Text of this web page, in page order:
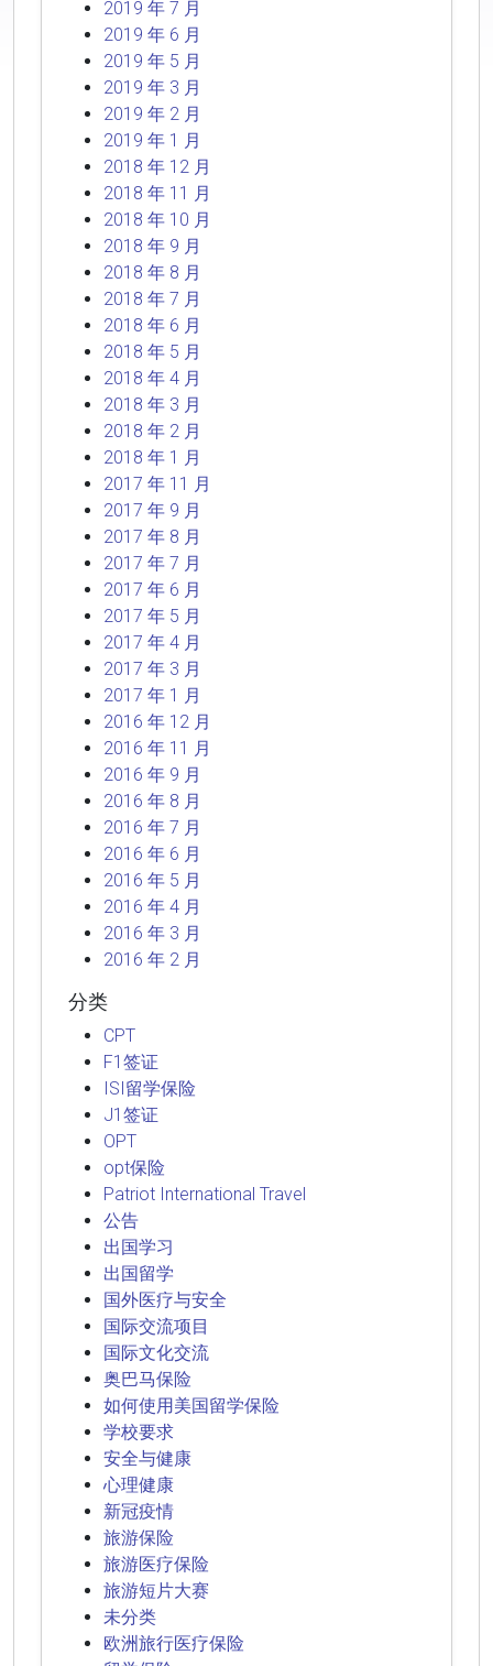
2019 年 7 月
2019 年 6 月
2019 年 5 月
2019 年 3 月
2019 年 2 月
2019 年 1 月
2018 年 12 月
2018 年 11 月
2018 年 10 月
2018 年 9 月
2018 年 8 月
2018 年 7 月
2018 年 6 月
2018 年 5 月
2018 年 4 月
2018 年 3 月
2018 年 2 月
2018 年 1 月
2017 年 11 月
2017 年 9 月
2017 年 8 月
2017 年 7 月
2017 年 6 月
2017 年 5 月
2017 年 4 月
2017 年 3 月
2017 年 1 月
2016 年 12 月
2016 年 11 月
2016 年 9 月
2016 年 8 月
2016 年 7 月
2016 年 6 月
2016 年 5 月
2016 年 4 月
2016 年 3 月
2016 年 2 月
分类
CPT
F1签证
ISI留学保险
J1签证
OPT
opt保险
Patriot International Travel
公告
出国学习
出国留学
国外医疗与安全
国际交流项目
国际文化交流
奥巴马保险
如何使用美国留学保险
学校要求
安全与健康
心理健康
新冠疫情
旅游保险
旅游医疗保险
旅游短片大赛
未分类
欧洲旅行医疗保险